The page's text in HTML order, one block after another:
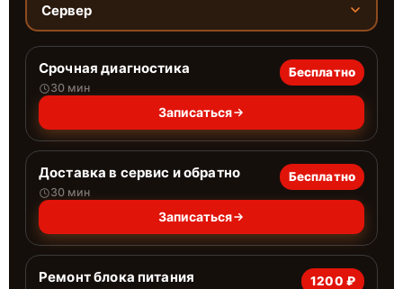
Сервер
Срочная диагностика
30 мин
Бесплатно
Записаться
Доставка в сервис и обратно
30 мин
Бесплатно
Записаться
Ремонт блока питания 1200 ₽